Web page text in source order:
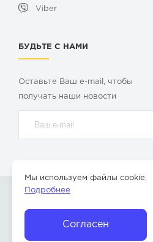
Viber
БУДЬТЕ С НАМИ
Оставьте Ваш e-mail, чтобы
получать наши новости
» –
Согласен
Мы используем файлы cookie.
Подробнее